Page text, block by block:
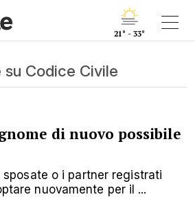
21° - 33°
su Codice Civile
di nuovo possibile
o i partner registrati
nuovamente per il ...